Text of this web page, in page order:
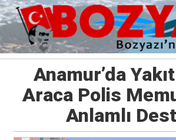
Anamur’da
Araca Polis
Anlamlı